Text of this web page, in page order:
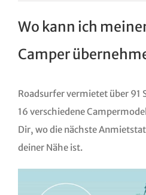
Wo kann ich
Camper
Roadsurfer vermietet über 91
16 verschiedene
Dir, wo die nächste
deiner Nähe ist.